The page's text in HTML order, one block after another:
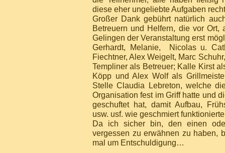
diese eher ungeliebte Aufgaben
Großer Dank gebührt natürlich
Betreuern und Helfern, die vor Ort,
Gelingen der Veranstaltung erst
Gerhardt, Melanie, Nicolas u.
Fiechtner, Alex Weigelt, Marc
Templiner als Betreuer; Kalle Kirst
Köpp und Alex Wolf als
Stelle Claudia Lebreton, welche
Organisation fest im Griff hatte und
geschuftet hat, damit Aufbau,
usw. usf. wie geschmiert
Da ich sicher bin, den einen
vergessen zu erwähnen zu haben,
mal um Entschuldigung…